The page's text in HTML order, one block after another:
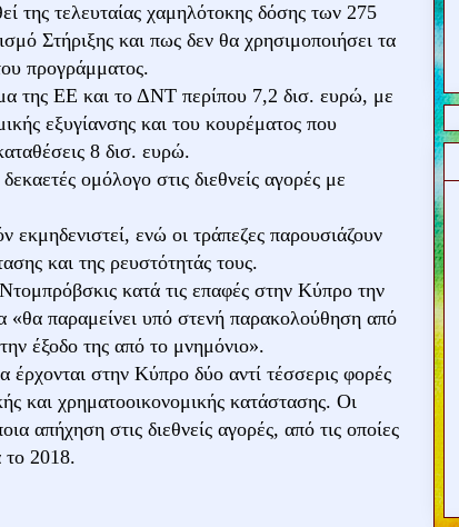
της τελευταίας χαμηλότοκης δόσης των 275
Στήριξης και πως δεν θα χρησιμοποιήσει τα
προγράμματος.
της ΕΕ και το ΔΝΤ περίπου 7,2 δισ. ευρώ, με
εξυγίανσης και του κουρέματος που
8 δισ. ευρώ.
ομόλογο στις διεθνείς αγορές με
εκμηδενιστεί, ενώ οι τράπεζες παρουσιάζουν
και της ρευστότητάς τους.
κατά τις επαφές στην Κύπρο την
παραμείνει υπό στενή παρακολούθηση από
έξοδο της από το μνημόνιο».
έρχονται στην Κύπρο δύο αντί τέσσερις φορές
και χρηματοοικονομικής κατάστασης. Οι
απήχηση στις διεθνείς αγορές, από τις οποίες
το 2018.